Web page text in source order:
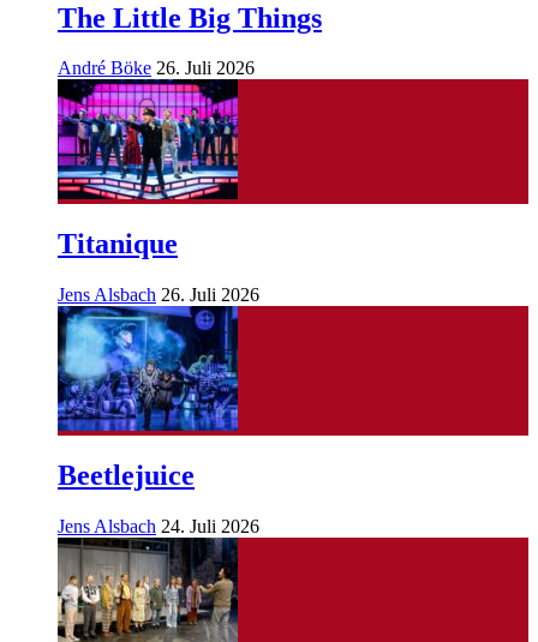
The Little Big Things
André Böke 26. Juli 2026
Titanique
Jens Alsbach 26. Juli 2026
Beetlejuice
Jens Alsbach 24. Juli 2026